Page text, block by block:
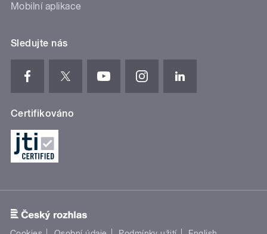
Mobilní aplikace
Sledujte nás
Certifikováno